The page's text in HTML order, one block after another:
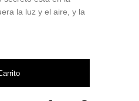
la luz y el aire, y la